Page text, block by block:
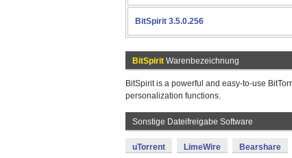
BitSpirit 3.5.0.256
BitSpirit Warenbezeichnung
BitSpirit is a powerful and easy-to-use
personalization functions.
Sonstige Dateifreigabe Software
uTorrent LimeWire Bearshare